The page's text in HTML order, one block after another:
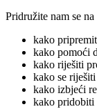
Pridružite nam se
kako
kako pomoći
kako riješiti
kako se
kako izbjeći
kako pridobiti